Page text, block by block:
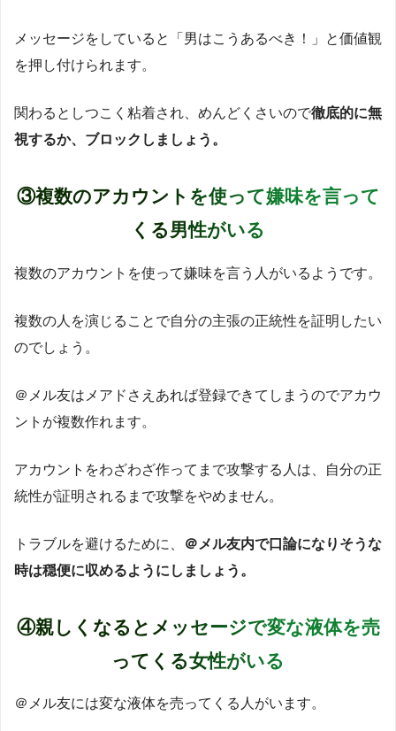
メッセージをしていると「男はこうあるべき！」と価値観
を押し付けられます。
関わるとしつこく粘着され、めんどくさいので徹底的に無
視するか、ブロックしましょう。
③複数のアカウントを使って嫌味を言って
くる男性がいる
複数のアカウントを使って嫌味を言う人がいるようです。
複数の人を演じることで自分の主張の正統性を証明したい
のでしょう。
＠メル友はメアドさえあれば登録できてしまうのでアカウ
ントが複数作れます。
アカウントをわざわざ作ってまで攻撃する人は、自分の正
統性が証明されるまで攻撃をやめません。
トラブルを避けるために、
＠メル友内で口論になりそうな
時は穏便に収めるようにしましょう。
④親しくなるとメッセージで変な液体を売
ってくる女性がいる
＠メル友には変な液体を売ってくる人がいます。